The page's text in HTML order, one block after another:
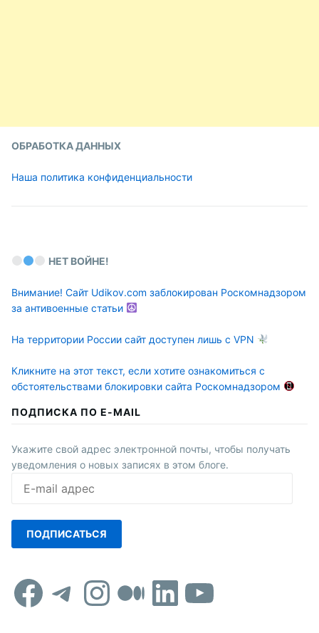
ОБРАБОТКА ДАННЫХ
Наша политика конфиденциальности
НЕТ ВОЙНЕ!
Внимание! Сайт Udikov.com заблокирован Роскомнадзором
за антивоенные статьи
На территории России сайт доступен лишь с VPN
Кликните на этот текст, если хотите ознакомиться с
обстоятельствами блокировки сайта Роскомнадзором
ПОДПИСКА ПО E-MAIL
Укажите свой адрес электронной почты, чтобы получать
уведомления о новых записях в этом блоге.
mail
ПОДПИСАТЬСЯ
Facebook
Telegram
Instagram
Средний
LinkedIn